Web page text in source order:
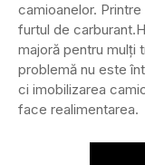
camioanelor.
furtul de carburant.
majoră pentru mulți
problemă nu este
ci imobilizarea
face realimentarea.